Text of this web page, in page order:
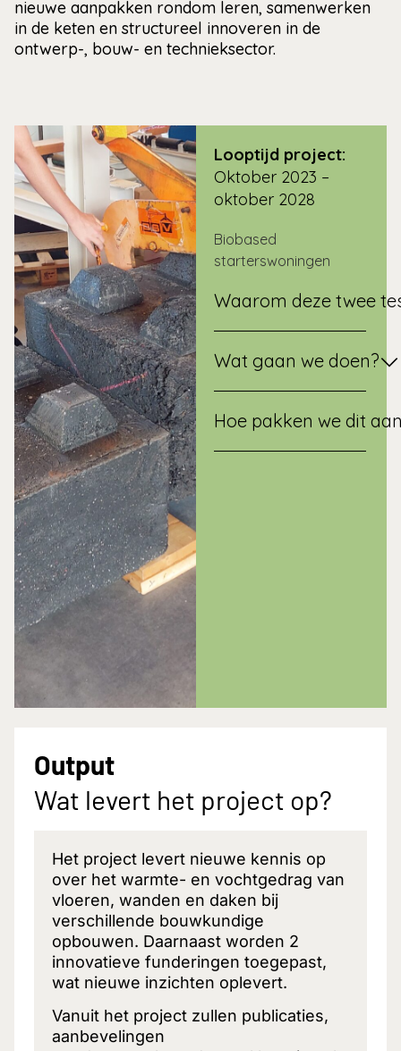
nieuwe aanpakken rondom leren, samenwerken
in de keten en structureel innoveren in de
ontwerp-, bouw- en technieksector.
Looptijd project:
Oktober 2023 –
oktober 2028
Biobased
starterswoningen
Waarom deze twee
Wat gaan we doen?
Hoe pakken we dit
Output
Wat levert het project op?
Het project levert nieuwe kennis op
over het warmte- en vochtgedrag van
vloeren, wanden en daken bij
verschillende bouwkundige
opbouwen. Daarnaast worden 2
innovatieve funderingen toegepast,
wat nieuwe inzichten oplevert.
Vanuit het project zullen publicaties,
aanbevelingen